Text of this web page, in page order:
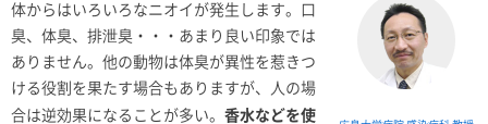
体からはいろいろなニオイが発生します。口
臭、体臭、排泄臭・・・あまり良い印象では
ありません。他の動物は体臭が異性を惹きつ
ける役割を果たす場合もありますが、人の場
合は逆効果になることが多い。 香水などを使